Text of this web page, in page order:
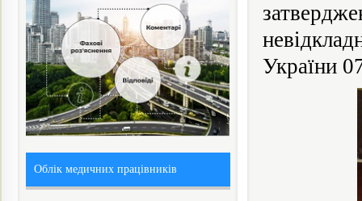
України
Облік медичних працівників